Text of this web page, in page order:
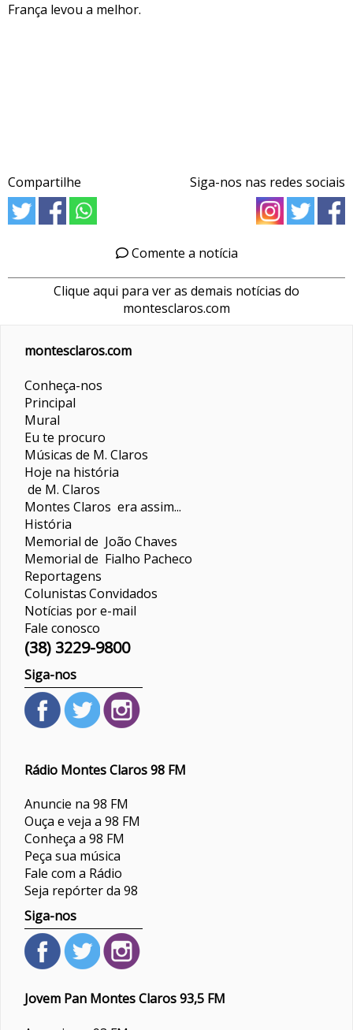
França levou a melhor.
Compartilhe Siga-nos nas redes sociais
Comente a notícia
Clique aqui para ver as demais notícias do
montesclaros.com
montesclaros.com
Conheça-nos
Principal
Mural
Eu te procuro
Músicas de M. Claros
Hoje na história
de M. Claros
Montes Claros era assim...
História
Memorial de João Chaves
Memorial de Fialho Pacheco
Reportagens
ColunistasConvidados
Notícias por e-mail
Fale conosco
(38) 3229-9800
Siga-nos
Rádio Montes Claros 98 FM
Anuncie na 98 FM
Ouça e veja a 98 FM
Conheça a 98 FM
Peça sua música
Fale com a Rádio
Seja repórter da 98
Siga-nos
Jovem Pan Montes Claros 93,5 FM